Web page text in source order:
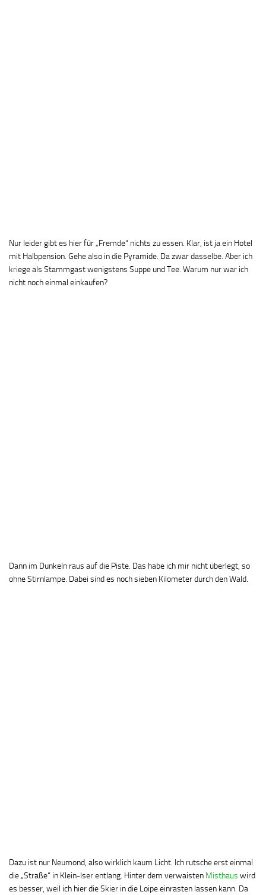
Nur leider gibt es hier für „Fremde“ nichts zu essen. Klar, ist ja ein Hotel
mit Halbpension. Gehe also in die Pyramide. Da zwar dasselbe. Aber ich
kriege als Stammgast wenigstens Suppe und Tee. Warum nur war ich
nicht noch einmal einkaufen?
Dann im Dunkeln raus auf die Piste. Das habe ich mir nicht überlegt, so
ohne Stirnlampe. Dabei sind es noch sieben Kilometer durch den Wald.
Dazu ist nur Neumond, also wirklich kaum Licht. Ich rutsche erst einmal
die „Straße“ in Klein-Iser entlang. Hinter dem verwaisten Misthaus wird
es besser, weil ich hier die Skier in die Loipe einrasten lassen kann. Da